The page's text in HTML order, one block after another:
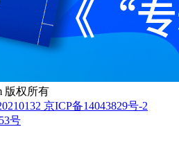
版权所有
京ICP备14043829号-2
号